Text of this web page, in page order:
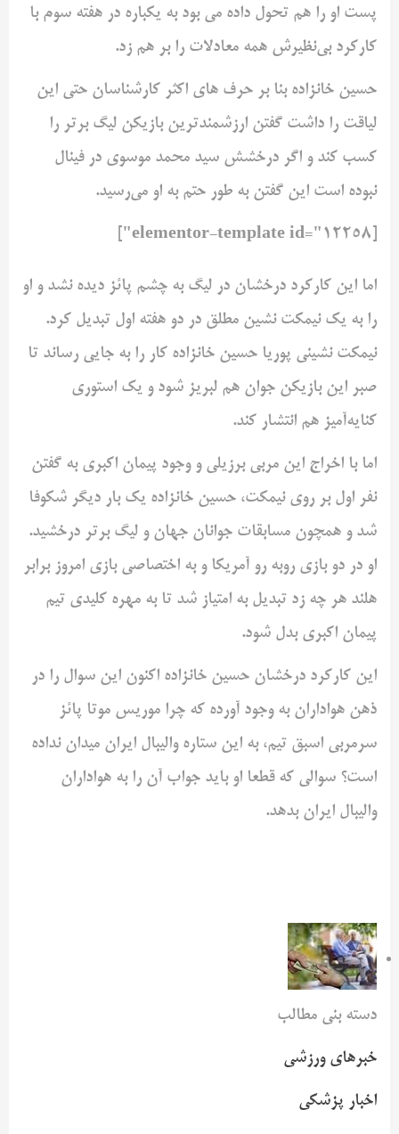
پست او را هم تحول داده می بود به یکباره در هفته سوم با
کارکرد بی‌نظیرش همه معادلات را بر هم زد.
حسین خانزاده بنا بر حرف های اکثر کارشناسان حتی این
لیاقت را داشت گفتن ارزشمندترین بازیکن لیگ برتر را
کسب کند و اگر درخشش سید محمد موسوی در فینال
نبوده است این گفتن به طور حتم به او می‌رسید.
اما این کارکرد درخشان در لیگ به چشم پائز دیده نشد و او
را به یک نیمکت نشین مطلق در دو هفته اول تبدیل کرد.
نیمکت نشینی پوریا حسین خانزاده کار را به جایی رساند تا
صبر این بازیکن جوان هم لبریز شود و یک استوری
کنایه‌آمیز هم انتشار کند.
اما با اخراج این مربی برزیلی و وجود پیمان اکبری به گفتن
نفر اول بر روی نیمکت، حسین خانزاده یک بار دیگر شکوفا
شد و همچون مسابقات جوانان جهان و لیگ برتر درخشید.
او در دو بازی روبه رو آمریکا و به اختصاصی بازی امروز برابر
هلند هر چه زد تبدیل به امتیاز شد تا به مهره کلیدی تیم
پیمان اکبری بدل شود.
این کارکرد درخشان حسین خانزاده اکنون این سوال را در
ذهن هواداران به وجود آورده که چرا موریس موتا پائز
سرمربی اسبق تیم، به این ستاره والیبال ایران میدان نداده
است؟ سوالی که قطعا او باید جواب آن را به هواداران
والیبال ایران بدهد.
دسته بنی مطالب
خبرهای ورزشی
اخبار پزشکی